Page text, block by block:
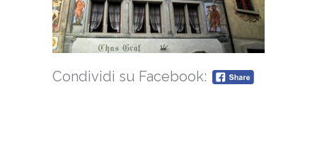
Condividi su Facebook: